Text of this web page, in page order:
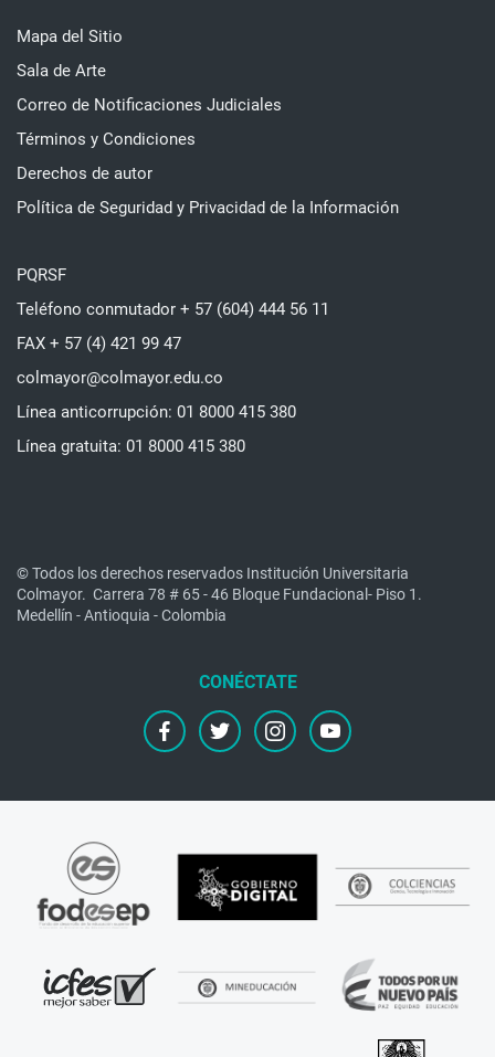
Mapa del Sitio
Sala de Arte
Correo de Notificaciones Judiciales
Términos y Condiciones
Derechos de autor
Política de Seguridad y Privacidad de la Información
PQRSF
Teléfono conmutador + 57 (604) 444 56 11
FAX + 57 (4) 421 99 47
colmayor@colmayor.edu.co
Línea anticorrupción: 01 8000 415 380
Línea gratuita: 01 8000 415 380
© Todos los derechos reservados Institución Universitaria
Colmayor. Carrera 78 # 65 - 46 Bloque Fundacional- Piso 1.
Medellín - Antioquia - Colombia